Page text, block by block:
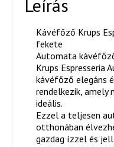
Leírás
Kávéfőző Krups
fekete
Automata
Krups Espresseria
kávéfőző elegáns
rendelkezik, amely
ideális.
Ezzel a teljesen
otthonában
gazdag ízzel és